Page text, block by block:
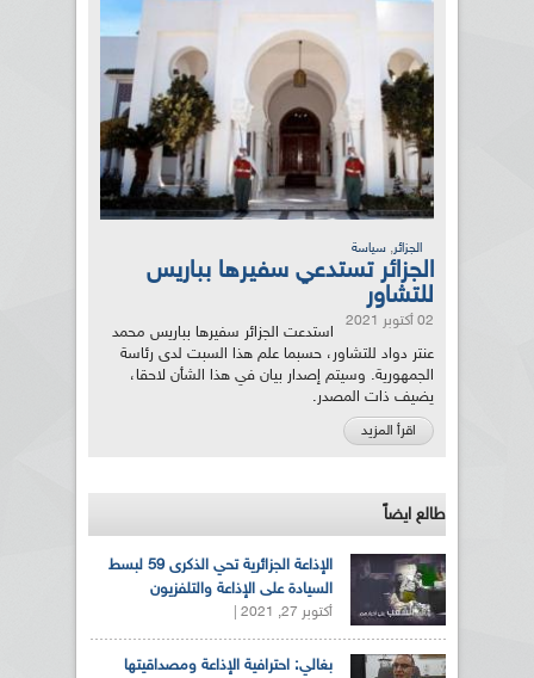
الجزائر, سياسة
الجزائر تستدعي سفيرها بباريس
للتشاور
02 أكتوبر 2021
استدعت الجزائر سفيرها بباريس محمد
عنتر دواد للتشاور، حسبما علم هذا السبت لدى رئاسة
الجمهورية. وسيتم إصدار بيان في هذا الشأن لاحقا،
يضيف ذات المصدر.
اقرأ المزيد
طالع ايضاً
الإذاعة الجزائرية تحي الذكرى 59 لبسط
السيادة على الإذاعة والتلفزيون
أكتوبر 27, 2021 |
بغالي: احترافية الإذاعة ومصداقيتها